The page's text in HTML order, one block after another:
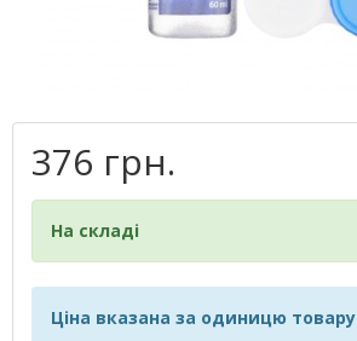
376 грн.
На складі
Ціна вказана за одиницю товару